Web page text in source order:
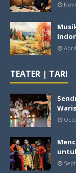
TEATER | TARI